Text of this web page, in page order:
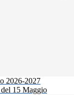
2026-2027
15 Maggio